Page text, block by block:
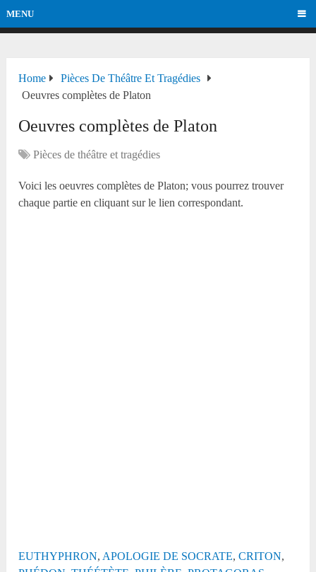
MENU
Home
Pièces De Théâtre Et Tragédies
Oeuvres complètes de Platon
Oeuvres complètes de Platon
Pièces de théâtre et tragédies
Voici les oeuvres complètes de Platon; vous pourrez trouver
chaque partie en cliquant sur le lien correspondant.
EUTHYPHRON, APOLOGIE DE SOCRATE,CRITON,